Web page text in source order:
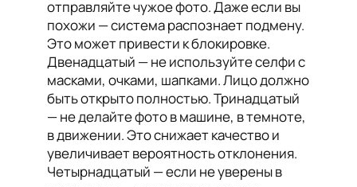
отправляйте чужое фото. Даже если вы
похожи — система распознает подмену.
Это может привести к блокировке.
Двенадцатый — не используйте селфи с
масками, очками, шапками. Лицо должно
быть открыто полностью. Тринадцатый
— не делайте фото в машине, в темноте,
в движении. Это снижает качество и
увеличивает вероятность отклонения.
Четырнадцатый — если не уверены в